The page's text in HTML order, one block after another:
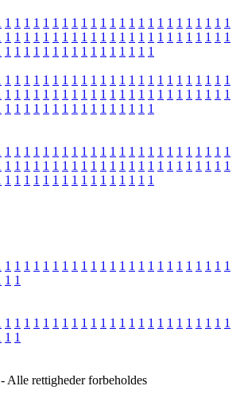
1 1 1 1 1 1 1 1 1 1 1 1 1 1 1 1 1 1 1 1 1 1 1 1
1 1 1 1 1 1 1 1 1 1 1 1 1 1 1 1 1 1 1 1 1 1 1 1
1 1 1 1 1 1 1 1 1 1 1 1 1 1 1 1
1 1 1 1 1 1 1 1 1 1 1 1 1 1 1 1 1 1 1 1 1 1 1 1
1 1 1 1 1 1 1 1 1 1 1 1 1 1 1 1 1 1 1 1 1 1 1 1
1 1 1 1 1 1 1 1 1 1 1 1 1 1 1 1
1 1 1 1 1 1 1 1 1 1 1 1 1 1 1 1 1 1 1 1 1 1 1 1
1 1 1 1 1 1 1 1 1 1 1 1 1 1 1 1 1 1 1 1 1 1 1 1
1 1 1 1 1 1 1 1 1 1 1 1 1 1 1 1
1 1 1 1 1 1 1 1 1 1 1 1 1 1 1 1 1 1 1 1 1 1 1 1
1 1
1 1 1 1 1 1 1 1 1 1 1 1 1 1 1 1 1 1 1 1 1 1 1 1
1 1
- Alle rettigheder forbeholdes